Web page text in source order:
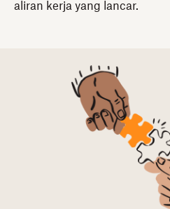
aliran kerja yang lancar.